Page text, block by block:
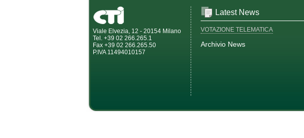
Viale Elvezia, 12 - 20154 Milano
Tel. +39 02 266.265.1
Fax +39 02 266.265.50
P.IVA 11494010157
Latest News
VOTAZIONE TELEMATICA
Archivio News